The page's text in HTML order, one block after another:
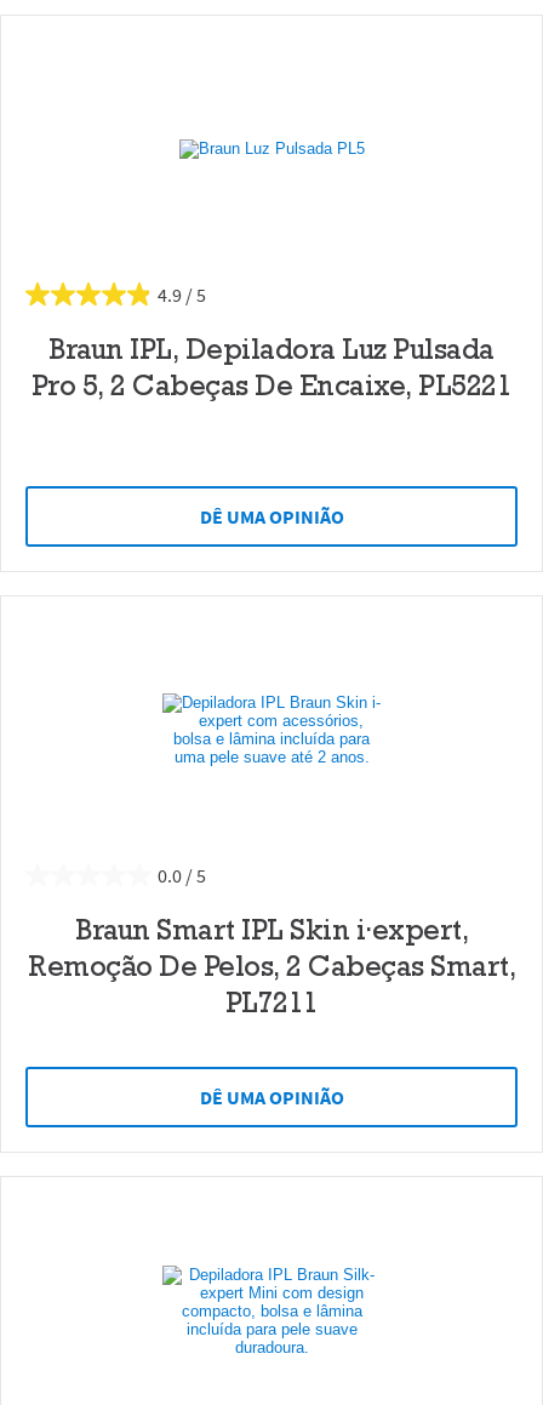
4.9
Braun IPL, Depiladora Luz Pulsada
Pro 5, 2 Cabeças De Encaixe, PL5221
DÊ UMA OPINIÃO
0.0
Braun Smart IPL Skin i·expert,
Remoção De Pelos, 2 Cabeças Smart,
PL7211
DÊ UMA OPINIÃO